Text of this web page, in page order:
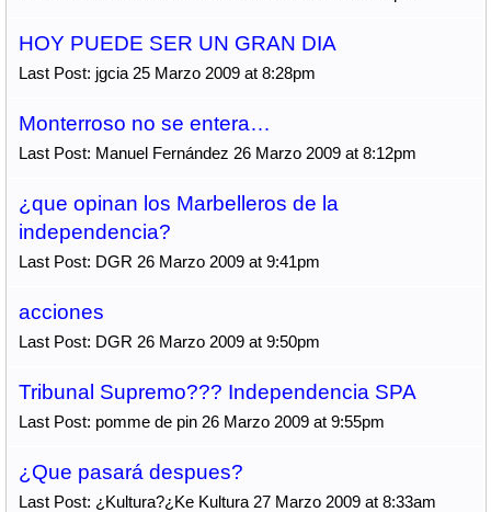
HOY PUEDE SER UN GRAN DIA
Last Post: jgcia 25 Marzo 2009 at 8:28pm
Monterroso no se entera…
Last Post: Manuel Fernández 26 Marzo 2009 at 8:12pm
¿que opinan los Marbelleros de la
independencia?
Last Post: DGR 26 Marzo 2009 at 9:41pm
acciones
Last Post: DGR 26 Marzo 2009 at 9:50pm
Tribunal Supremo??? Independencia SPA
Last Post: pomme de pin 26 Marzo 2009 at 9:55pm
¿Que pasará despues?
Last Post: ¿Kultura?¿Ke Kultura 27 Marzo 2009 at 8:33am